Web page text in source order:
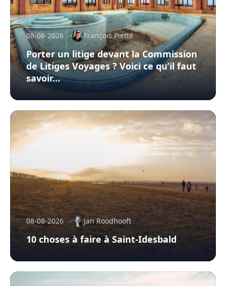
08-08-2026 François Piette
Porter un litige devant la Commission
de Litiges Voyages ? Voici ce qu’il faut
savoir…
08-08-2026 Jan Roodhooft
10 choses à faire à Saint-Idesbald